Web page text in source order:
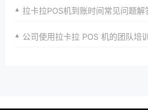
拉卡拉POS机到账时间常见问题
公司使用拉卡拉 POS 机的团队培训